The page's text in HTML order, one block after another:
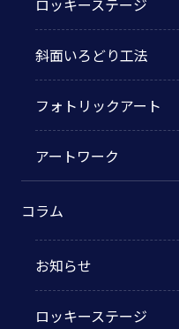
ロッキーステージ
斜面いろどり工法
フォトリックアート
アートワーク
コラム
お知らせ
ロッキーステージ